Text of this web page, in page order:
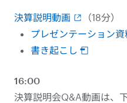
決算説明動画
（18分）
プレゼンテーション資
書き起こし
16:00
決算説明会Q&A動画は、